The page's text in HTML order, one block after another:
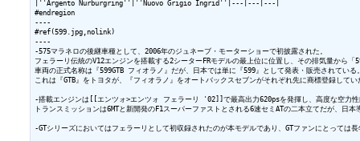
|''Argento Nurburgring''|''Nuovo Grigio Ingrid''|---|---|---|
#endregion
----
#ref(599.jpg,nolink)
----
-575マラネロの後継車種として、2006年のジュネーブ・モーターショーで初披露された。
フェラーリ伝統のV12エンジンを搭載する2シーターFRモデルの最上位に位置し、その排気量から「
車両の正式名称は『599GTB フィオラノ』だが、日本では単に『599』として発表・販売されている
これは『GTB』をトヨタが、『フィオラノ』をオートバックスセブンがそれぞれ先に商標登録して
-搭載エンジンは[[エンツォ>エンツォ フェラーリ '02]]で最高出力620psを発揮し、高度な空力性
トランスミッションは6MTと新開発のF1スーパーファストとされる6速セミATの二本立てだが、日
-GTシリーズにおいてはフェラーリとして初収録されたのが本モデルであり、GTファンにとっては